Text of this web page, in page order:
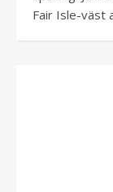
Fair Isle-väst